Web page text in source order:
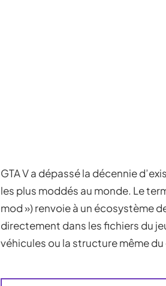
GTA V a dépassé la décennie
les plus moddés au monde. Le
mod ») renvoie à un écosystème
directement dans les fichiers du
véhicules ou la structure même du